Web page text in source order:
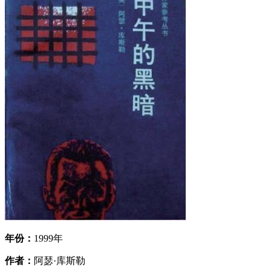
年份： 1999年
作者： 阿瑟·库斯勒